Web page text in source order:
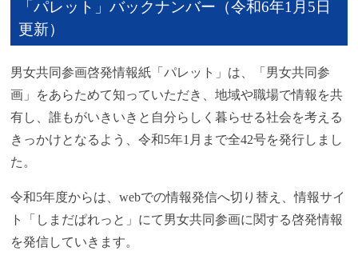
「パレット」バックナンバー（令和6年1月5日
更新）
男女共同参画啓発情報紙「パレット」は、「男女共同参
画」をあらためて知っていただき、地域や職場で情報を共
有し、誰もがいきいきと自分らしく暮らせる社会を考える
きっかけとなるよう、令和5年1月まで全42号を発行しまし
た。
令和5年度からは、webでの情報発信へ切り替え、情報サイ
ト「しまだぱれっと」にて男女共同参画に関する啓発情報
を発信していきます。